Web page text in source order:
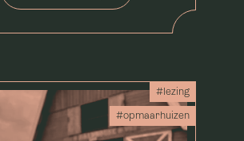
#lezing
#opmaarhuizen